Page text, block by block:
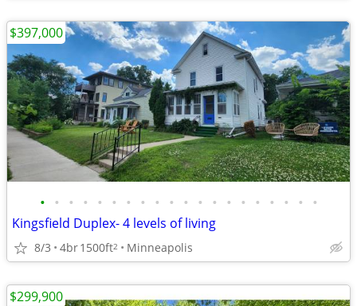
• • • • • • • • • • • • • • • • • • • •
Kingsfield Duplex- 4 levels of living
8/3 4br1500ft2 Minneapolis
$397,000
$299,900